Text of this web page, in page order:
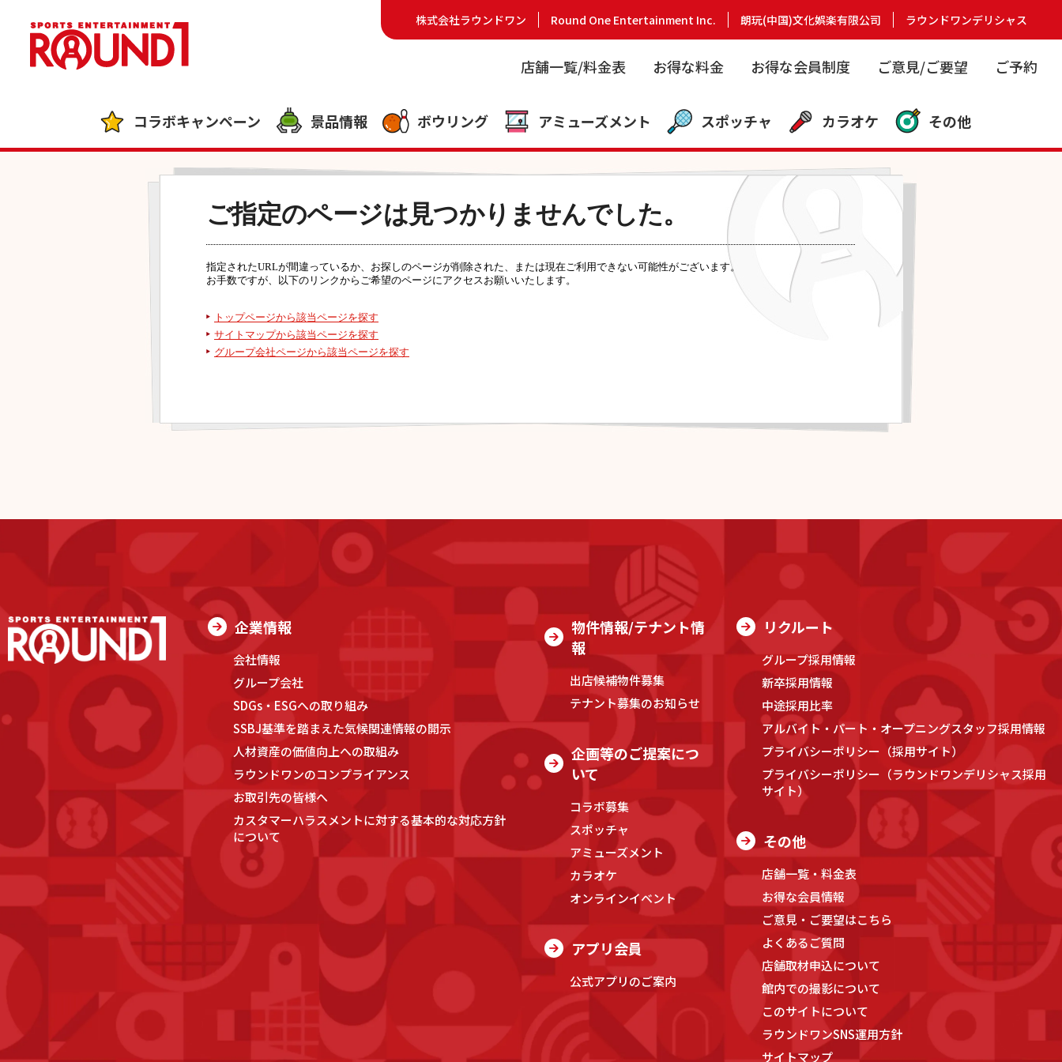
株式会社ラウンドワン Round One Entertainment Inc. 朗玩(中国)文化娯楽有限公司 ラウンドワンデリシャス
店舗一覧/料金表 お得な料金 お得な会員制度 ご意見/ご要望 ご予約
コラボキャンペーン 景品情報 ボウリング アミューズメント スポッチャ カラオケ その他
ご指定のページは見つかりませんでした。
指定されたURLが間違っているか、お探しのページが削除された、または現在ご利用できない可能性がございます。
お手数ですが、以下のリンクからご希望のページにアクセスお願いいたします。
トップページから該当ページを探す
サイトマップから該当ページを探す
グループ会社ページから該当ページを探す
企業情報
会社情報
グループ会社
SDGs・ESGへの取り組み
SSBJ基準を踏まえた気候関連情報の開示
人材資産の価値向上への取組み
ラウンドワンのコンプライアンス
お取引先の皆様へ
カスタマーハラスメントに対する基本的な対応方針
について
物件情報/テナント情
報
出店候補物件募集
テナント募集のお知らせ
企画等のご提案につ
いて
コラボ募集
スポッチャ
アミューズメント
カラオケ
オンラインイベント
アプリ会員
公式アプリのご案内
リクルート
グループ採用情報
新卒採用情報
中途採用比率
アルバイト・パート・オープニングスタッフ採用情報
プライバシーポリシー（採用サイト）
プライバシーポリシー（ラウンドワンデリシャス採用
サイト）
その他
店舗一覧・料金表
お得な会員情報
ご意見・ご要望はこちら
よくあるご質問
店舗取材申込について
館内での撮影について
このサイトについて
ラウンドワンSNS運用方針
サイトマップ